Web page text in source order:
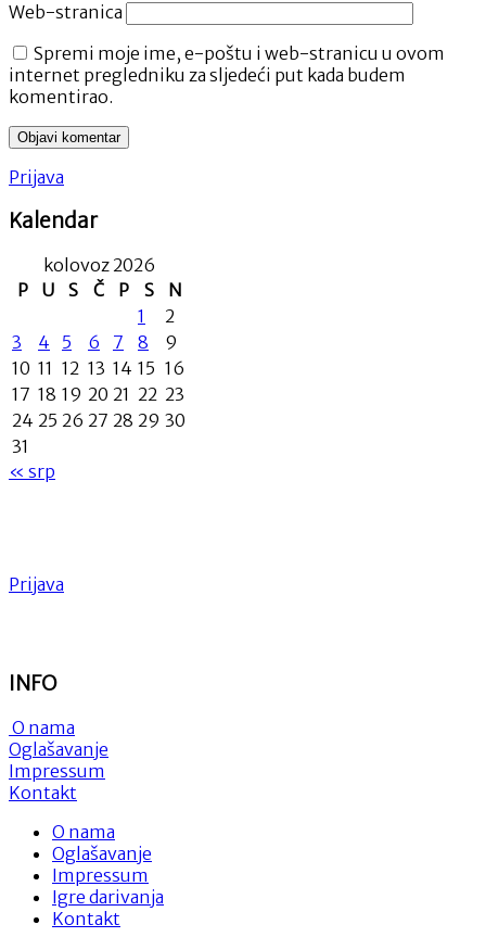
Web-stranica
Spremi moje ime, e-poštu i web-stranicu u ovom
internet pregledniku za sljedeći put kada budem
komentirao.
Prijava
Kalendar
kolovoz 2026
P
U S Č P S
N
1
2
3
4 5 6 7 8
9
10 11 12 13 14 15 16
17 18 19 20 21 22 23
24 25 26 27 28 29 30
31
« srp
Prijava
INFO
O nama
Oglašavanje
Impressum
Kontakt
O nama
Oglašavanje
Impressum
Igre darivanja
Kontakt